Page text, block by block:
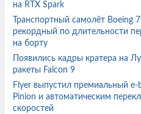
на RTX Spark
Транспортный самолёт Boeing
рекордный по длительности
на борту
Появились кадры кратера на
ракеты Falcon 9
Flyer выпустил премиальный
Pinion и автоматическим
скоростей